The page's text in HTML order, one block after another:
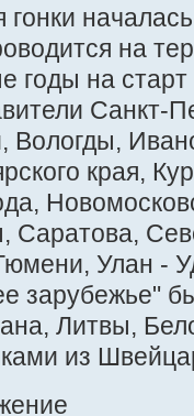
гонки
на
годы на
Санкт-
Вологды,
края,
Улан -
зарубежье"
Литвы,
из